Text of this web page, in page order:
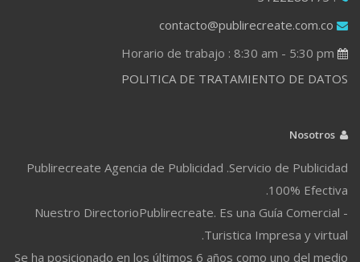
contacto@publirecreate.com.co
POLITICA DE TRATAMIENTO DE DATOS
Publirecreate Agencia de Publicidad .Servicio de Publicidad
100% Efectiva.
Nuestro DirectorioPublirecreate. Es una Guía Comercial -
Turistica Impresa y virtual.
Se ha posicionado en los últimos 6 años como uno del medio